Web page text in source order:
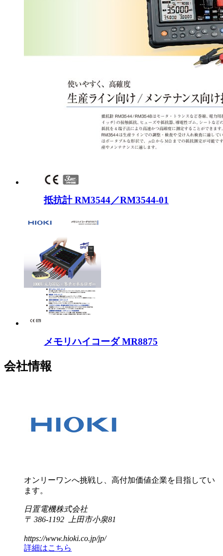
抵抗計 RM3544／RM3544-01
メモリハイコーダ MR8875
会社情報
オンリーワンへ挑戦し、高付加価値企業を目指してい
ます。
日置電機株式会社
〒 386-1192 上田市小泉81
https://www.hioki.co.jp/jp/
詳細はこちら